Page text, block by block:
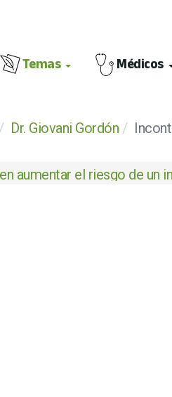
Temas Médicos
Dr. Giovani Gordón
aumentar el riesgo de